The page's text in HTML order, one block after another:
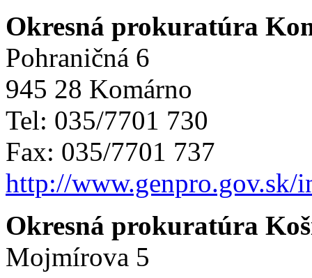
Okresná prokuratúra
Pohraničná 6
945 28 Komárno
Tel: 035/7701 730
Fax: 035/7701 737
http://www.genpro.gov.sk/
Okresná prokuratúra
Mojmírova 5